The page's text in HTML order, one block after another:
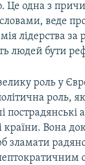
Це одна з
веде
лідерства за
людей бути
роль у
роль,
пострадянські
Вона
зламати